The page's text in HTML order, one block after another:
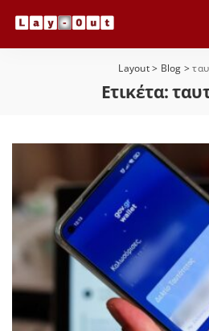
Layout> Blog >
Ετικέτα: